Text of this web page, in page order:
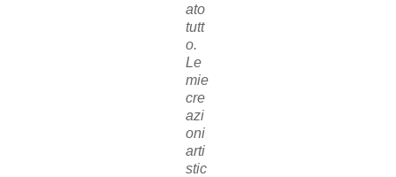
ato
tutt
o.
Le
mie
cre
azi
oni
arti
stic